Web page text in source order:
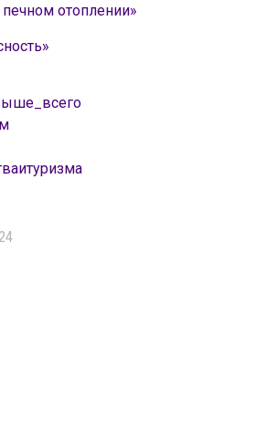
отоплении»